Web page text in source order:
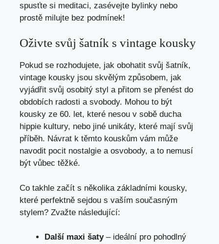
spusťte si meditaci, zasévejte bylinky nebo
prostě milujte bez podmínek!
Oživte svůj šatník s ‌vintage ⁤kousky
Pokud se⁢ rozhodujete, jak obohatit ⁤svůj šatník,
vintage​ kousky ‌jsou ⁢skvělým ⁤způsobem, jak
vyjádřit svůj ‌osobitý styl a přitom se přenést ‌do
obdobích⁢ radosti a svobody. Mohou to být
kousky ze 60. let, ‍které nesou ⁢v sobě​ ducha
hippie kultury, nebo jiné ‌unikáty, které mají svůj
‍příběh. ​Návrat⁢ k těmto kouskům‌ vám může
navodit pocit nostalgie a osvobody, a to nemusí
být vůbec těžké.
Co takhle začít s⁣ několika základními kousky,
které ‌perfektně sejdou s vaším současným
stylem? Zvažte následující:
Další‌ maxi šaty– ideální pro pohodlný